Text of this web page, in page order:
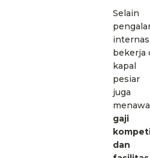
Selain
bekerja
kapal
pesiar
juga
gaji
dan